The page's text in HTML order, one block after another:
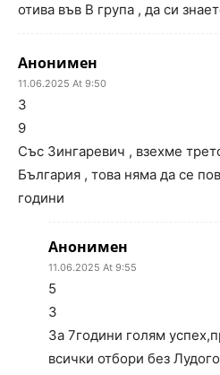
отива във В група , да си
Анонимен
11.06.2025 At 9:50
3
9
Със Зингаревич , взехме
България , това няма да се
години
Анонимен
11.06.2025 At 9:55
5
3
За 7години голям
всички отбори без